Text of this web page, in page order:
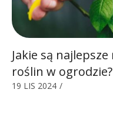
Jakie są
roślin w ogrodzie?
19 LIS 2024 /